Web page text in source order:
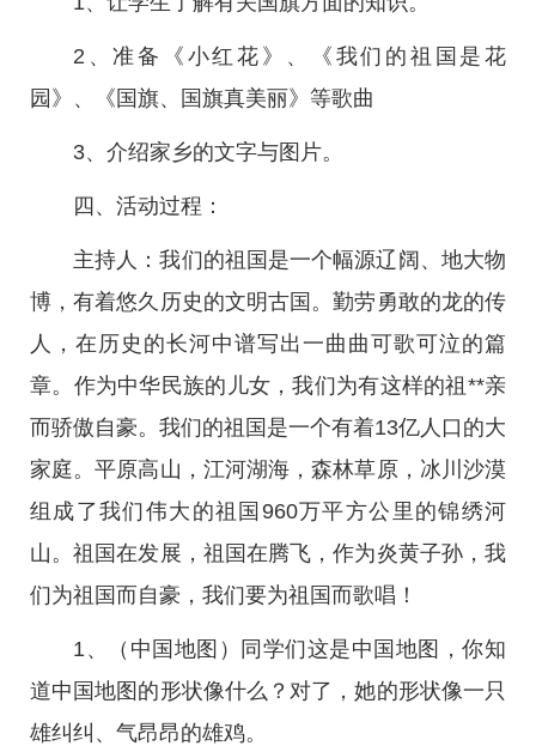
2、准备《小红花》、《我们的祖国是花
园》、《国旗、国旗真美丽》等歌曲
3、介绍家乡的文字与图片。
四、活动过程：
主持人：我们的祖国是一个幅源辽阔、地大物
博，有着悠久历史的文明古国。勤劳勇敢的龙的传
人，在历史的长河中谱写出一曲曲可歌可泣的篇
章。作为中华民族的儿女，我们为有这样的祖**亲
而骄傲自豪。我们的祖国是一个有着13亿人口的大
家庭。平原高山，江河湖海，森林草原，冰川沙漠
组成了我们伟大的祖国960万平方公里的锦绣河
山。祖国在发展，祖国在腾飞，作为炎黄子孙，我
们为祖国而自豪，我们要为祖国而歌唱！
1、（中国地图）同学们这是中国地图，你知
道中国地图的形状像什么？对了，她的形状像一只
雄纠纠、气昂昂的雄鸡。